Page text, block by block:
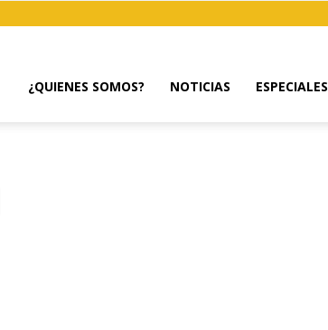
¿QUIENES SOMOS? NOTICIAS ESPECIALES